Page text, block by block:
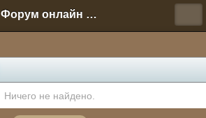
Форум онлайн игры "Новая Эра" (Нюра Биз)
Ничего не найдено.